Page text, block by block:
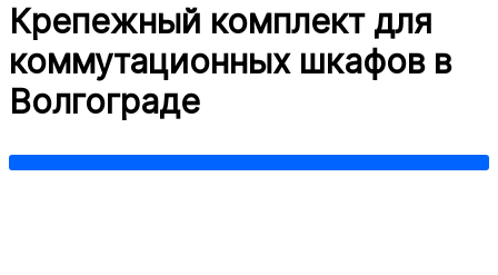
Крепежный комплект для
коммутационных шкафов в
Волгограде